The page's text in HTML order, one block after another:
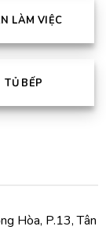
LÀM VIỆC
TỦ BẾP
Hòa, P.13, Tân